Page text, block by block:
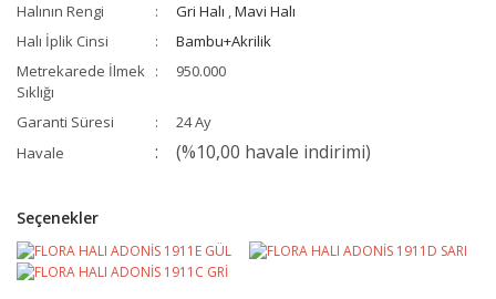
Halının Rengi
Gri Halı ,Mavi Halı
Halı İplik Cinsi
Bambu+Akrilik
Metrekarede İlmek
Sıklığı
950.000
Garanti Süresi
24 Ay
Havale
(%10,00 havale indirimi)
Seçenekler